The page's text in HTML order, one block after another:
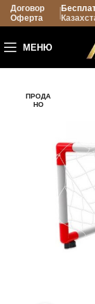
Договор
Оферта
МЕНЮ
ПРОДА
НО